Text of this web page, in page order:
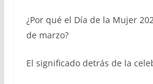
¿Por qué el Día de la Mujer
de marzo?
El significado detrás de la